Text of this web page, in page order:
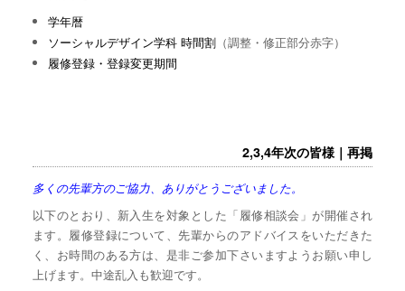
学年暦
ソーシャルデザイン学科 時間割 （調整・修正部分赤字）
履修登録・登録変更期間
2,3,4年次の皆様｜再掲
多くの先輩方のご協力、ありがとうございました。
以下のとおり、新入生を対象とした「履修相談会」が開催され
ます。履修登録について、先輩からのアドバイスをいただきた
く、お時間のある方は、是非ご参加下さいますようお願い申し
上げます。中途乱入も歓迎です。